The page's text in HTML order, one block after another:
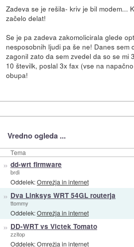
Zadeva se je rešila- kriv je bil modem...
začelo delat!
Se je pa zadeva zakomolicirala glede
nesposobnih ljudi pa še ne! Danes sem
zagonil zato da sem zvedel da so se mi
10 številk, poslal 3x fax (vse na
obupa!
Vredno ogleda ...
Tema
» dd-wrt firmware
brdi
Oddelek:Omrežja in internet
» Dva Linksys WRT 54GL routerja
ttommy
Oddelek:Omrežja in internet
» DD-WRT vs Victek Tomato
zzitop
Oddelek:Omrežja in internet